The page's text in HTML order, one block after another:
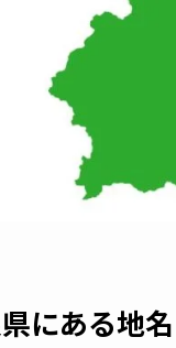
県にある地